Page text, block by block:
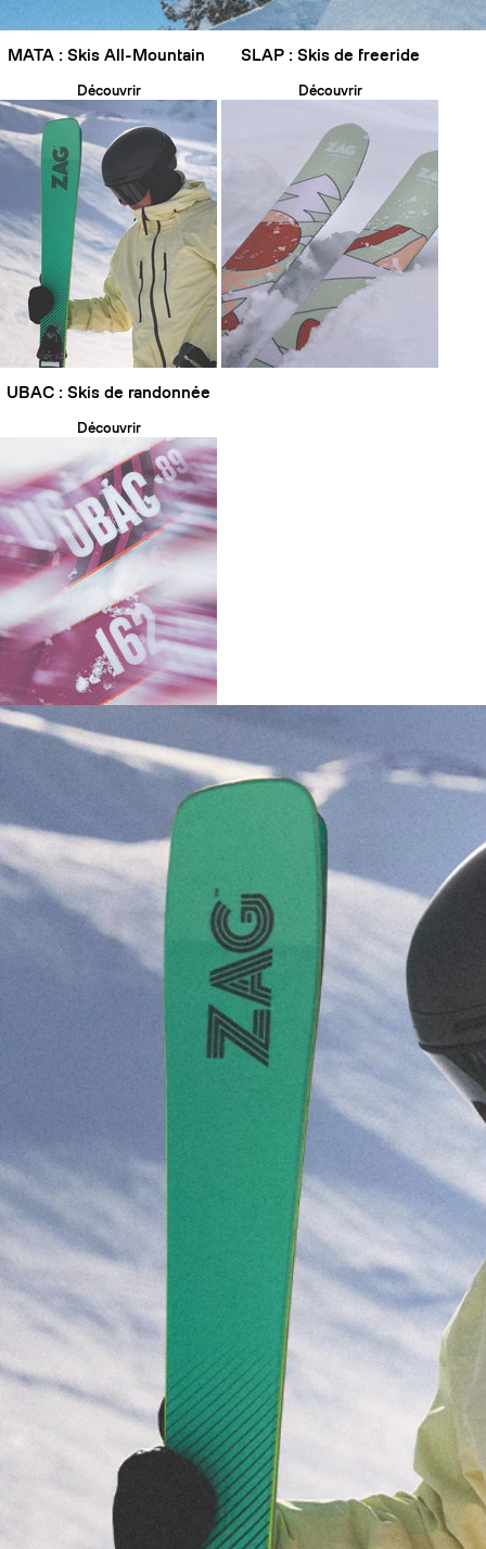
MATA : Skis All-Mountain
Découvrir
SLAP : Skis de freeride
Découvrir
UBAC : Skis de randonnée
Découvrir